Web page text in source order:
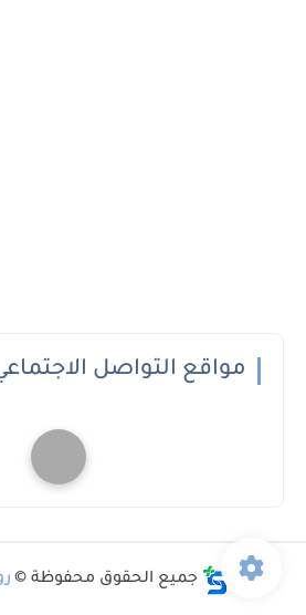
مواقع التواصل
جميع الحقوق محفوظة ©